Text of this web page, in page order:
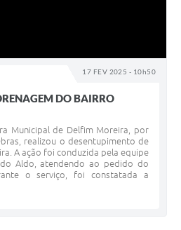
17 FEV 2025 - 10h50
DO BAIRRO
Municipal de Delfim Moreira, por
realizou o desentupimento de
A ação foi conduzida pela equipe
Aldo, atendendo ao pedido do
o serviço, foi constatada a